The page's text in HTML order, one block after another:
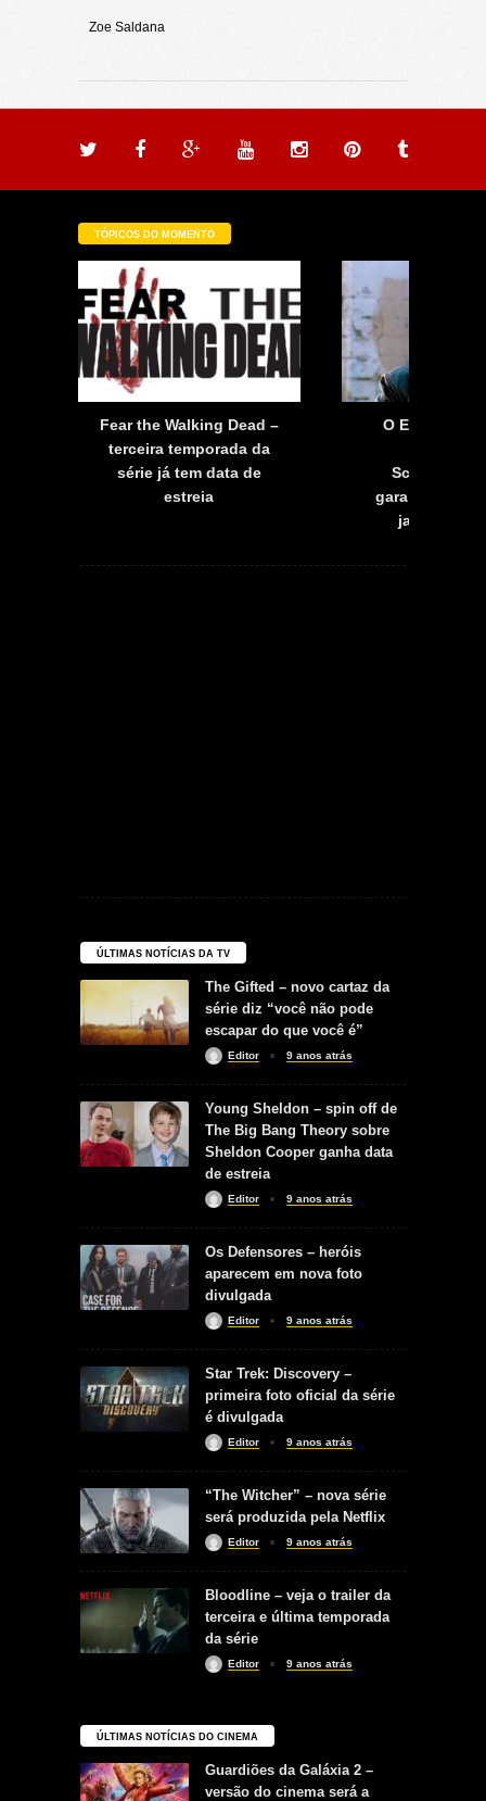
Zoe Saldana
TÓPICOS DO MOMENTO
Fear the Walking Dead –
terceira temporada da
série já tem data de
estreia
O
garante que
jamais
ÚLTIMAS NOTÍCIAS DA TV
The Gifted – novo cartaz da
série diz “você não pode
escapar do que você é”
Editor 9 anos atrás
Young Sheldon – spin off de
The Big Bang Theory sobre
Sheldon Cooper ganha data
de estreia
Editor 9 anos atrás
Os Defensores – heróis
aparecem em nova foto
divulgada
Editor 9 anos atrás
Star Trek: Discovery –
primeira foto oficial da série
é divulgada
Editor 9 anos atrás
“The Witcher” – nova série
será produzida pela Netflix
Editor 9 anos atrás
Bloodline – veja o trailer da
terceira e última temporada
da série
Editor 9 anos atrás
ÚLTIMAS NOTÍCIAS DO CINEMA
Guardiões da Galáxia 2 –
versão do cinema será a